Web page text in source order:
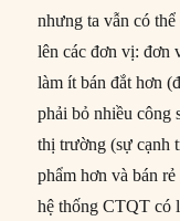
nhưng ta vẫn có
lên các đơn vị: đơn
làm ít bán đắt hơn
phải bỏ nhiều công
thị trường (sự cạnh
phẩm hơn và bán
hệ thống CTQT có